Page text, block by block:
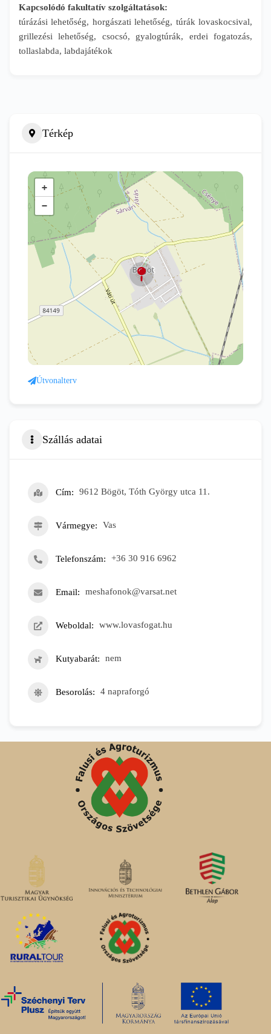
Kapcsolódó fakultatív szolgáltatások:
túrázási lehetőség, horgászati lehetőség, túrák lovaskocsival,
grillezési lehetőség, csocsó, gyalogtúrák, erdei fogatozás,
tollaslabda, labdajátékok
Térkép
+
−
Útvonalterv
Szállás adatai
Cím 9612 Bögöt, Tóth György utca 11.
Vármegye Vas
Telefonszám +36 30 916 6962
Email meshafonok@varsat.net
Weboldal www.lovasfogat.hu
Kutyabarát nem
Besorolás 4 napraforgó